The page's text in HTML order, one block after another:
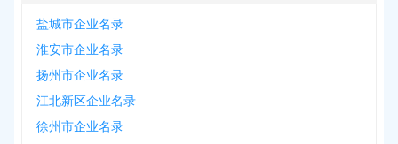
盐城市企业名录
淮安市企业名录
扬州市企业名录
江北新区企业名录
徐州市企业名录